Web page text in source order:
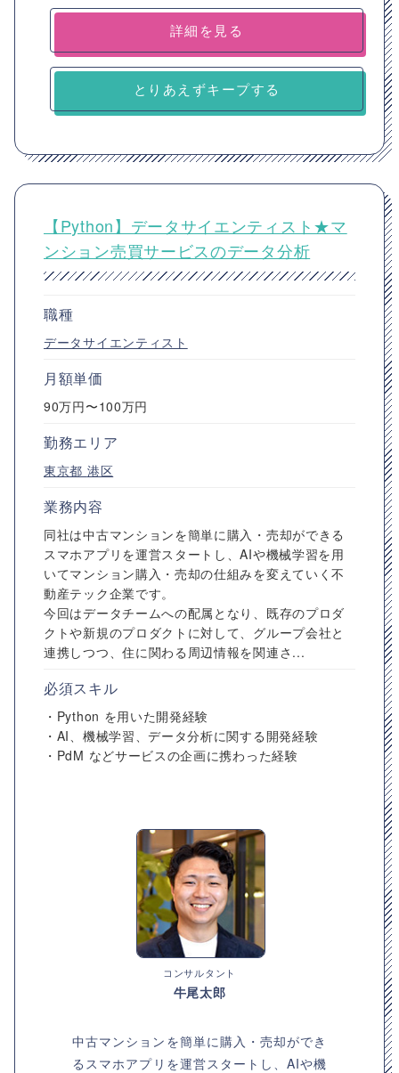
詳細を見る
とりあえずキープする
【Python】データサイエンティスト★マ
ンション売買サービスのデータ分析
職種
データサイエンティスト
月額単価
90万円〜100万円
勤務エリア
東京都 港区
業務内容
同社は中古マンションを簡単に購入・売却ができる
スマホアプリを運営スタートし、AIや機械学習を用
いてマンション購入・売却の仕組みを変えていく不
動産テック企業です。
今回はデータチームへの配属となり、既存のプロダ
クトや新規のプロダクトに対して、グループ会社と
連携しつつ、住に関わる周辺情報を関連さ...
必須スキル
・Python を用いた開発経験
・AI、機械学習、データ分析に関する開発経験
・PdM などサービスの企画に携わった経験
コンサルタント
牛尾太郎
中古マンションを簡単に購入・売却ができ
るスマホアプリを運営スタートし、AIや機